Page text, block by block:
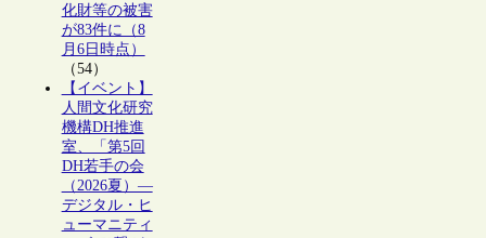
化財等の被害
が83件に（8
月6日時点）
（54）
【イベント】
人間文化研究
機構DH推進
室、「第5回
DH若手の会
（2026夏）―
デジタル・ヒ
ューマニティ